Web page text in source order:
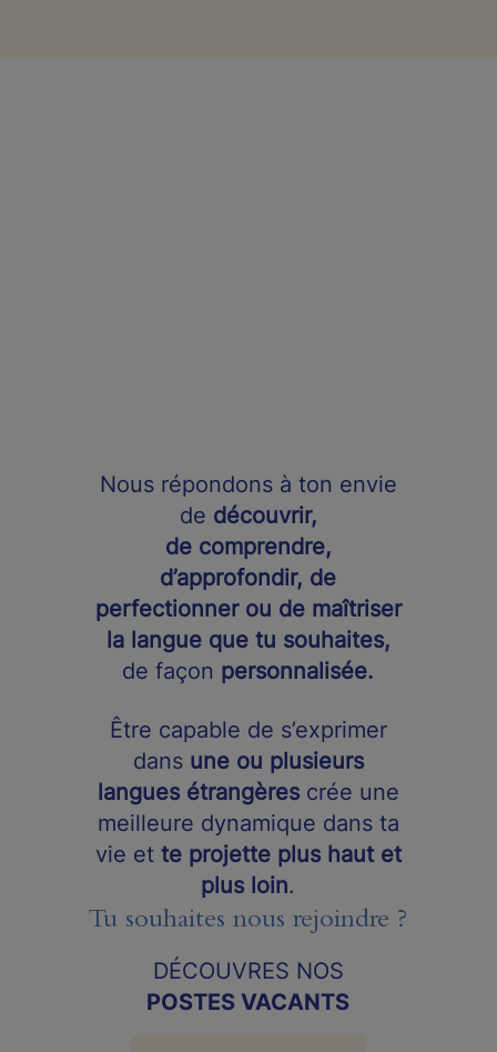
Nous répondons à ton envie
de découvrir,
de comprendre,
d’approfondir, de
perfectionner ou de maîtriser
la langue que tu souhaites,
de façon personnalisée.
Être capable de s’exprimer
dans une ou plusieurs
langues étrangères crée une
meilleure dynamique dans ta
vie et te projette plus haut et
plus loin.
Tu souhaites nous rejoindre ?
DÉCOUVRES NOS
POSTES VACANTS